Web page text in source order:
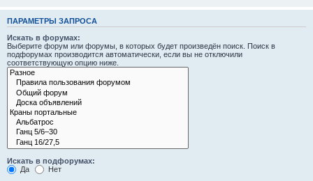
ПАРАМЕТРЫ ЗАПРОСА
Искать в форумах:
Выберите форум или форумы, в которых будет произведён поиск. Поиск в
подфорумах производится автоматически, если вы не отключили
соответствующую опцию ниже.
Искать в подфорумах:
Да
Нет